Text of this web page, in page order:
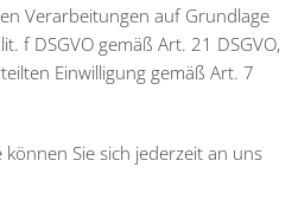
Verarbeitungen auf Grundlage
f DSGVO gemäß Art. 21 DSGVO,
Einwilligung gemäß Art. 7
Sie sich jederzeit an uns